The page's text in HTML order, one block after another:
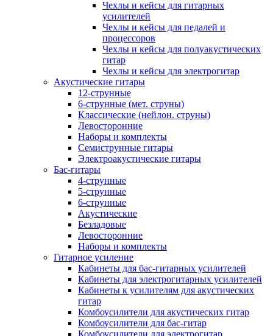
Чехлы и кейсы для гитарных
усилителей
Чехлы и кейсы для педалей и
процессоров
Чехлы и кейсы для полуакустических
гитар
Чехлы и кейсы для электрогитар
Акустические гитары
12-струнные
6-струнные (мет. струны)
Классические (нейлон. струны)
Левосторонние
Наборы и комплекты
Семиструнные гитары
Электроакустические гитары
Бас-гитары
4-струнные
5-струнные
6-струнные
Акустические
Безладовые
Левосторонние
Наборы и комплекты
Гитарное усиление
Кабинеты для бас-гитарных усилителей
Кабинеты для электрогитарных усилителей
Кабинеты к усилителям для акустических
гитар
Комбоусилители для акустических гитар
Комбоусилители для бас-гитар
Комбоусилители для электрогитар